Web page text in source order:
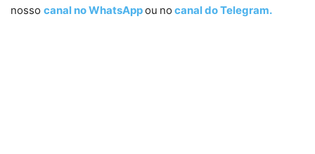
nosso canal no WhatsAppou no canal do Telegram.